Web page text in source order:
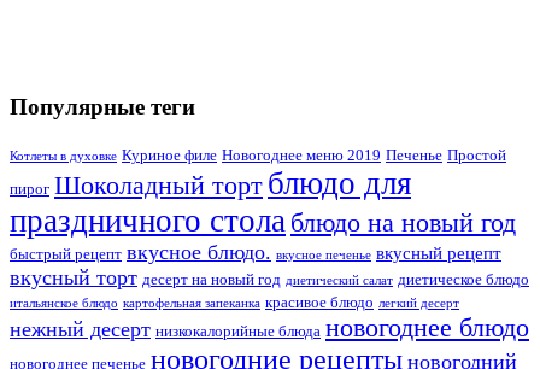
Популярные теги
Котлеты в духовке Куриное филе Новогоднее меню 2019 Печенье Простой
пирог Шоколадный торт блюдо для
праздничного стола блюдо на новый год
быстрый рецепт вкусное блюдо. вкусное печенье вкусный рецепт
вкусный торт десерт на новый год диетический салат диетическое блюдо
итальянское блюдо картофельная запеканка красивое блюдо легкий десерт
нежный десерт низкокалорийные блюда новогоднее блюдо
новогоднее печенье новогодние рецепты новогодний